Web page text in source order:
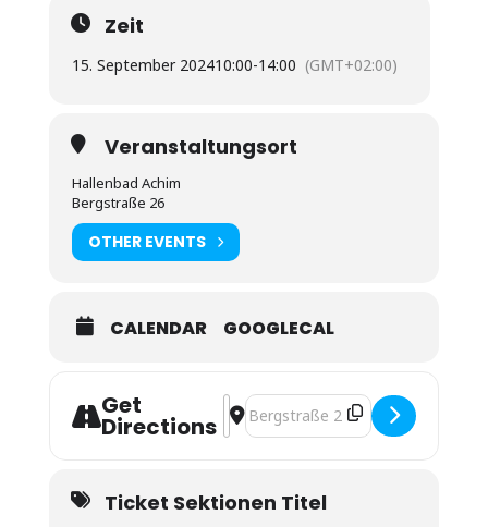
Zeit
15. September 202410:00-14:00 (GMT+02:00)
Veranstaltungsort
Hallenbad Achim
Bergstraße 26
OTHER EVENTS
CALENDAR GOOGLECAL
Get
Directions
Address - Schnuppertauchen / Try
Destination Address -
Ticket Sektionen Titel